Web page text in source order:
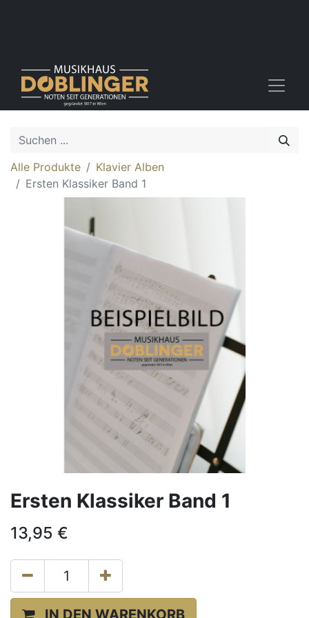
Alle Produkte
Klavier Alben
Ersten Klassiker Band 1
Ersten Klassiker Band 1
13,95 €
IN DEN WARENKORB